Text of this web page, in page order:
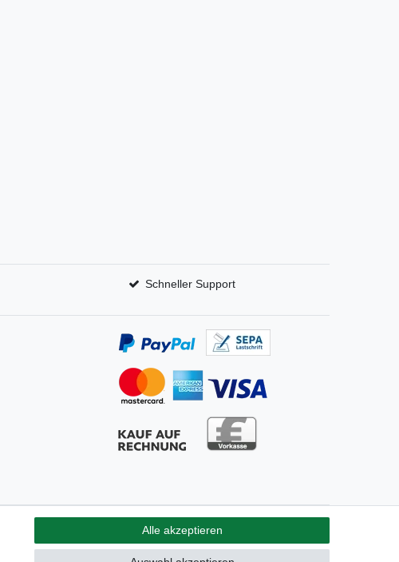
Schneller Support
AGB Kontakt
Alle akzeptieren